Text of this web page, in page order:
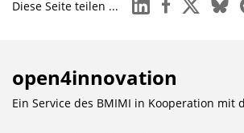
Diese Seite teilen ...
open4innovation
Ein Service des BMIMI in Kooperation mit